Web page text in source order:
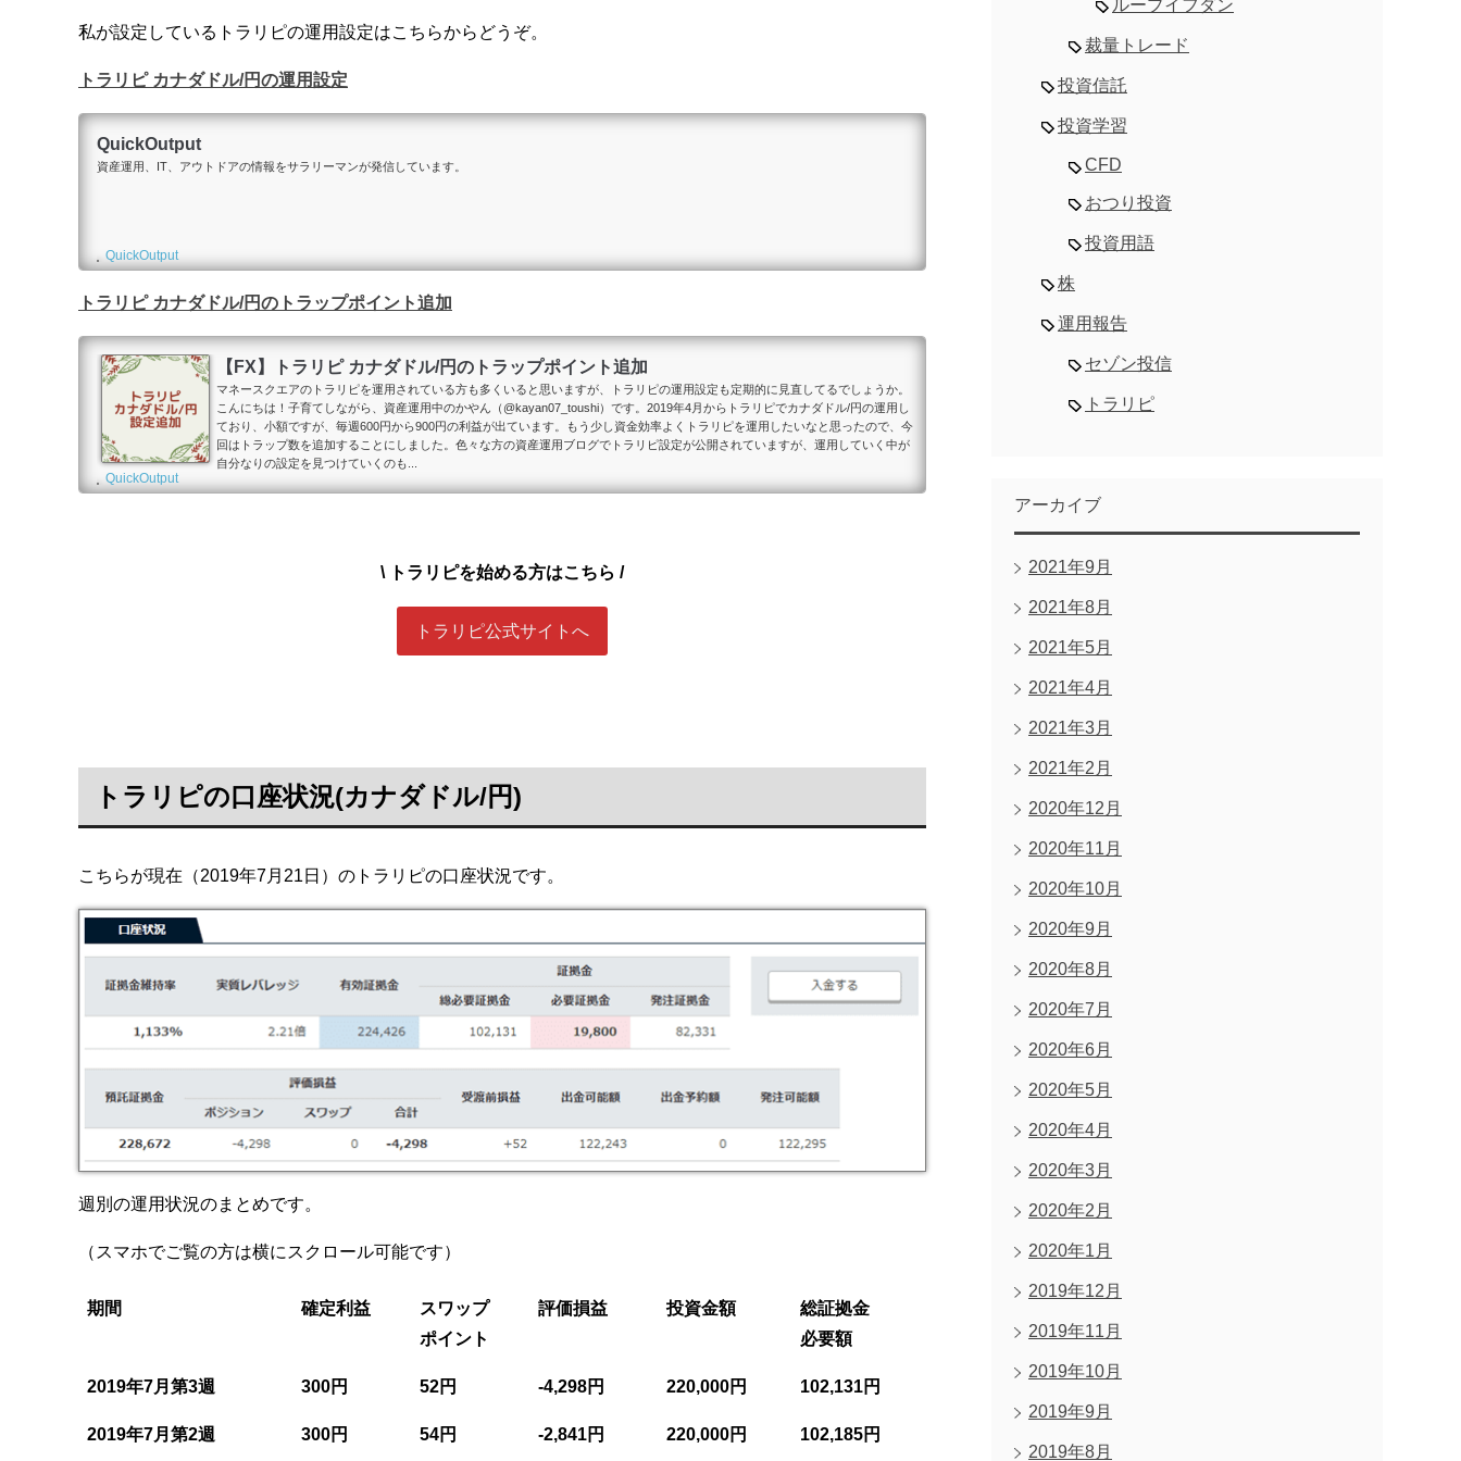
私が設定しているトラリピの運用設定はこちらからどうぞ。
トラリピ カナダドル/円の運用設定
QuickOutput
資産運用、IT、アウトドアの情報をサラリーマンが発信しています。
QuickOutput
トラリピ カナダドル/円のトラップポイント追加
【FX】トラリピ カナダドル/円のトラップポイント追加
マネースクエアのトラリピを運用されている方も多くいると思いますが、トラリピの運用設定も定期的に見直してるでしょうか。
こんにちは！子育てしながら、資産運用中のかやん（@kayan07_toushi）です。2019年4月からトラリピでカナダドル/円の運用し
ており、小額ですが、毎週600円から900円の利益が出ています。もう少し資金効率よくトラリピを運用したいなと思ったので、今
回はトラップ数を追加することにしました。色々な方の資産運用ブログでトラリピ設定が公開されていますが、運用していく中が
自分なりの設定を見つけていくのも...
QuickOutput
\ トラリピを始める方はこちら /
トラリピ公式サイトへ
トラリピの口座状況(カナダドル/円)
こちらが現在（2019年7月21日）のトラリピの口座状況です。
週別の運用状況のまとめです。
（スマホでご覧の方は横にスクロール可能です）
期間 確定利益
スワップ
ポイント
評価損益 投資金額
総証拠金
必要額
2019年7月第3週 300円 52円 -4,298円 220,000円 102,131円
2019年7月第2週 300円 54円 -2,841円 220,000円 102,185円
ループイフダン
裁量トレード
投資信託
投資学習
CFD
おつり投資
投資用語
株
運用報告
セゾン投信
トラリピ
アーカイブ
2021年9月
2021年8月
2021年5月
2021年4月
2021年3月
2021年2月
2020年12月
2020年11月
2020年10月
2020年9月
2020年8月
2020年7月
2020年6月
2020年5月
2020年4月
2020年3月
2020年2月
2020年1月
2019年12月
2019年11月
2019年10月
2019年9月
2019年8月